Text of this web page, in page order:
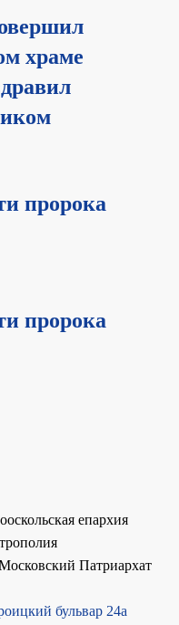
храме
пророка
пророка
епархия
Патриархат
бульвар 24а